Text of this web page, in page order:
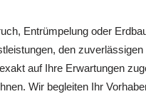
Entrümpelung oder
den zuverlässigen
auf Ihre Erwartungen
Wir begleiten Ihr